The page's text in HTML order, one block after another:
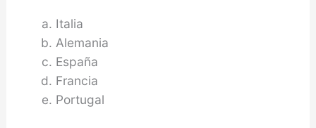
Italia
Alemania
España
Francia
Portugal